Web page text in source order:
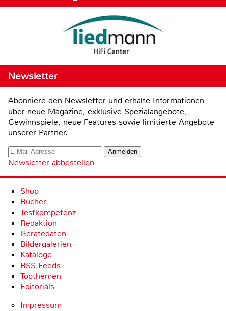
Newsletter
Abonniere den Newsletter und erhalte Informationen
über neue Magazine, exklusive Spezialangebote,
Gewinnspiele, neue Features sowie limitierte Angebote
unserer Partner.
Newsletter abbestellen
Shop
Bücher
Testkompetenz
Redaktion
Gerätedaten
Bildergalerien
Kataloge
RSS-Feeds
Topthemen
Editorials
Impressum